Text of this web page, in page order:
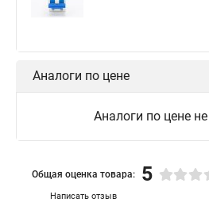
Аналоги по цене
Аналоги по цене
Написать отзыв
Общая оценка товара: 5